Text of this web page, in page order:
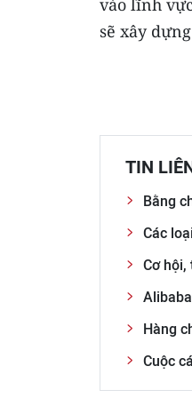
vào lĩnh
sẽ xây
TIN
Bằng
Các
Cơ hội,
Hàng
Cuộc